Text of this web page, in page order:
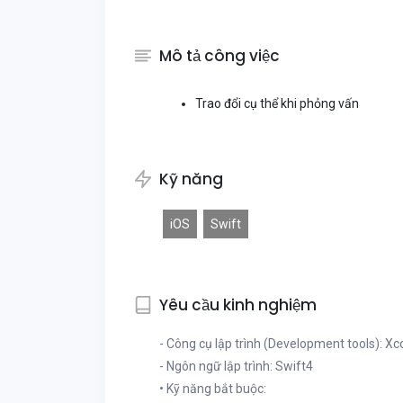
Mô tả công việc
Trao đổi cụ thể khi phỏng vấn
Kỹ năng
iOS Swift
Yêu cầu kinh nghiệm
- Công cụ lập trình (Development tools):
- Ngôn ngữ lập trình: Swift4
• Kỹ năng bắt buộc: